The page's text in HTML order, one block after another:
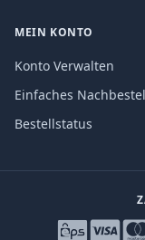
MEIN KONTO
Konto Verwalten
Einfaches
Bestellstatus